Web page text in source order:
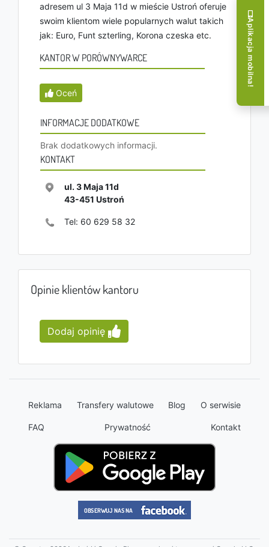
adresem ul 3 Maja 11d w mieście Ustroń oferuje
swoim klientom wiele popularnych walut takich
jak: Euro, Funt szterling, Korona czeska etc.
KANTOR W PORÓWNYWARCE
Oceń
INFORMACJE DODATKOWE
Brak dodatkowych informacji.
KONTAKT
ul. 3 Maja 11d
43-451 Ustroń
Tel: 60 629 58 32
Opinie klientów kantoru
Dodaj opinię
Reklama Transfery walutowe Blog O serwisie
FAQ Prywatność Kontakt
Aplikacja mobilna!